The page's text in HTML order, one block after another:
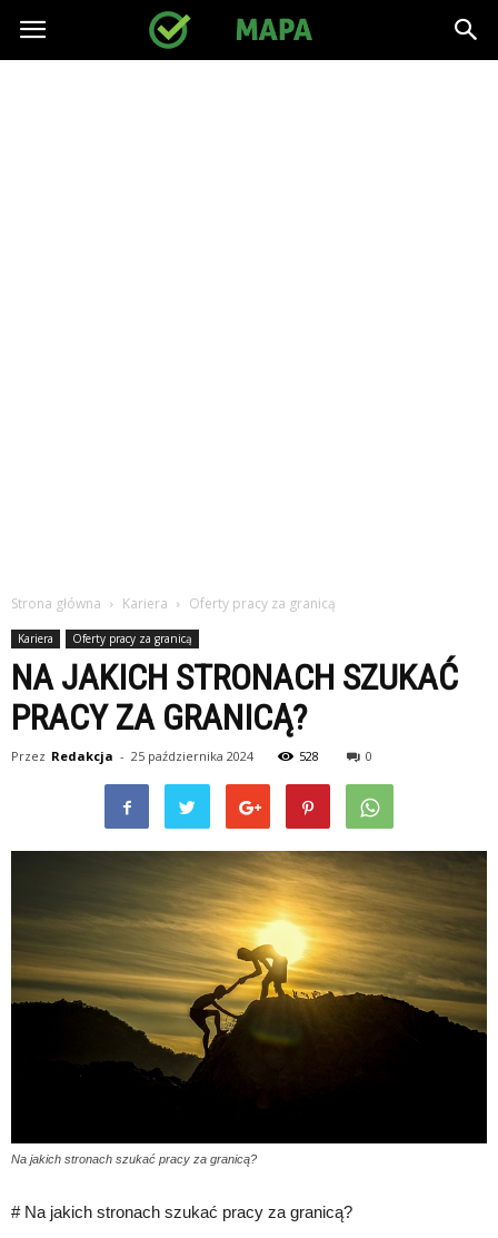
gpmapa.pl
Strona główna Kariera Oferty pracy za granicą
Kariera Oferty pracy za granicą
NA JAKICH STRONACH SZUKAĆ
PRACY ZA GRANICĄ?
Przez Redakcja - 25 października 2024 528 0
Na jakich stronach szukać pracy za granicą?
# Na jakich stronach szukać pracy za granicą?